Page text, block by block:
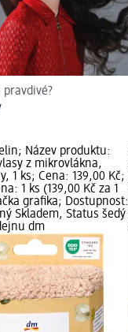
pravdivé?
Název produktu:
z mikrovlákna,
1 ks; Cena: 139,00 Kč;
1 ks (139,00 Kč za 1
grafika; Dostupnost:
Skladem, Status šedý
dm